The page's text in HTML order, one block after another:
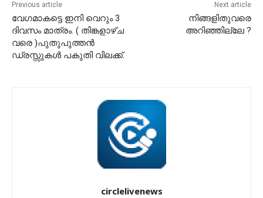
Previous article
വേഗമാകട്ടെ ഇനി വെറും 3
ദിവസം മാത്രം. ( തിങ്കളാഴ്ച
വരെ )പുതുപുത്തൻ
ഡ്രസ്സുകൾ പകുതി വിലക്ക്.
Next article
നിങ്ങളിതുവരെ
അറിഞ്ഞില്ലേ ?
circlelivenews